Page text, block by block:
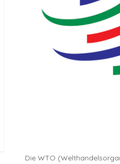
Die WTO